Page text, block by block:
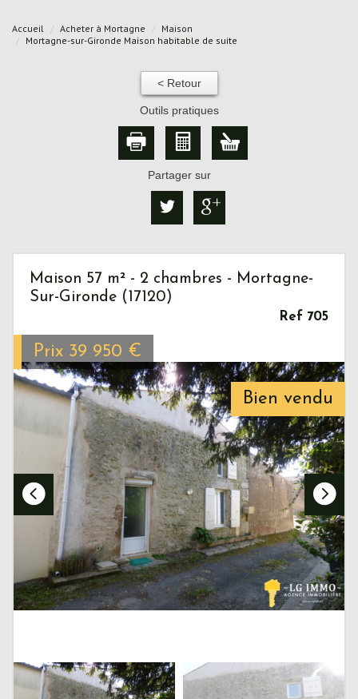
Accueil Acheter à Mortagne
Maison
Mortagne-sur-Gironde Maison habitable de suite
< Retour
Outils pratiques
Partager sur
Bien vendu
Maison 57 m² - 2 chambres - Mortagne-
Sur-Gironde (17120)
Ref 705
Prix 39 950 €